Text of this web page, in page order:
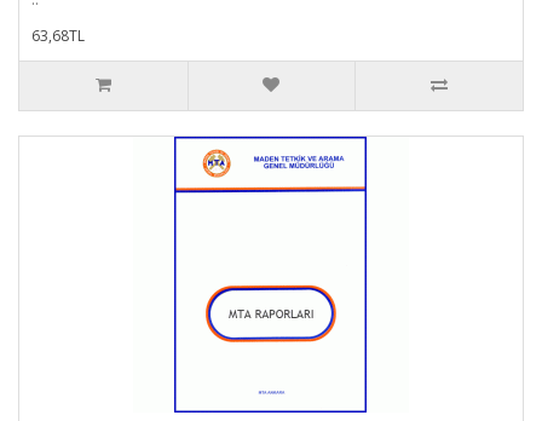
63,68TL